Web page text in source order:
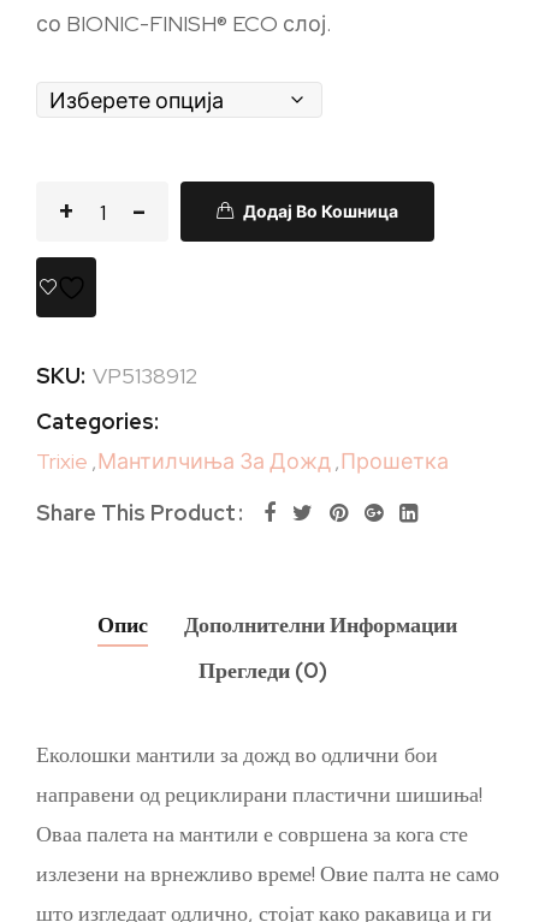
со BIONIC-FINISH® ECO слој.
Додај Во Кошница
SKU: VP5138912
Categories:
Trixie ,Мантилчиња За Дожд,Прошетка
Share This Product
Опис
Дополнителни Информации
Прегледи (0)
Еколошки мантили за дожд во одлични бои
направени од рециклирани пластични шишиња!
Оваа палета на мантили е совршена за кога сте
излезени на врнежливо време! Овие палта не само
што изгледаат одлично, стојат како ракавица и ги